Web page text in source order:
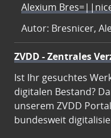
Alexium
Autor: Bresnicer,
ZVDD - Zentrales
Ist Ihr gesuchtes
digitalen Bestand?
unserem ZVDD
bundesweit